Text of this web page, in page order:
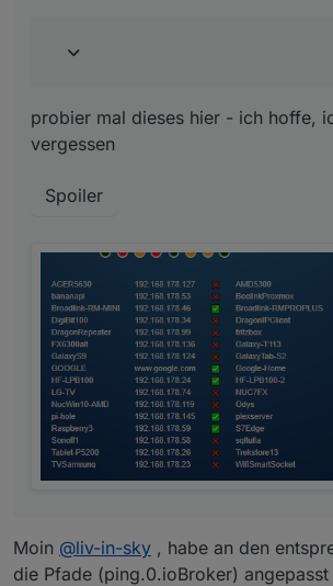
probier mal dieses hier - ich hoffe,
vergessen
Spoiler
Moin @liv-in-sky , habe an den
die Pfade (ping.0.ioBroker) angepasst